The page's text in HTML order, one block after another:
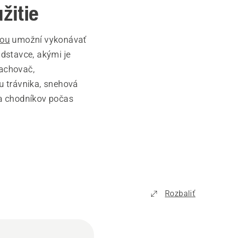
umožní vykonávať
akými je
trávnika, snehová
chodníkov počas
Rozbaliť